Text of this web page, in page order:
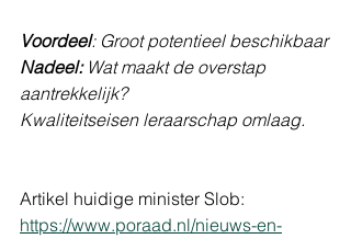
Voordeel: Groot potentieel beschikbaar
Nadeel: Wat maakt de overstap
aantrekkelijk?
Kwaliteitseisen leraarschap omlaag.
Artikel huidige minister Slob:
https://www.poraad.nl/nieuws-en-